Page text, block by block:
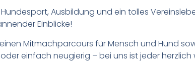
Ausbildung und ein tolles
Einblicke!
Mitmachparcours für Mensch und Hund
einfach neugierig – bei uns ist jeder herzlich